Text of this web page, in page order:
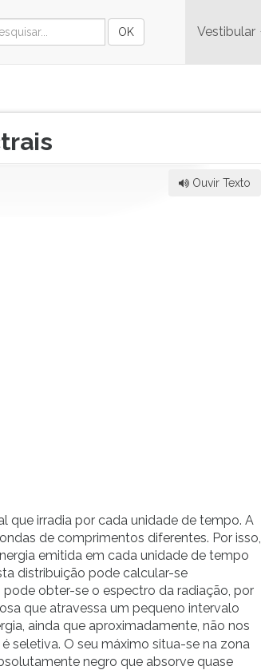
Vestibular
Ouvir Texto
que irradia por cada unidade de tempo. A
de comprimentos diferentes. Por isso,
emitida em cada unidade de tempo
distribuição pode calcular-se
obter-se o espectro da radiação, por
que atravessa um pequeno intervalo
ainda que aproximadamente, não nos
seletiva. O seu máximo situa-se na zona
negro que absorve quase